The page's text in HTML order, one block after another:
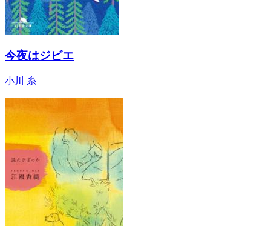
今夜はジビエ
小川 糸